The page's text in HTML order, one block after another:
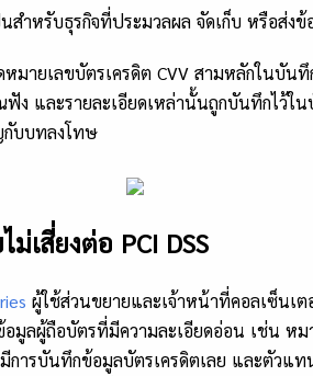
สำหรับธุรกิจที่ประมวลผล จัดเก็บ หรือส่งข้
มายเลขบัตรเครดิต CVV สามหลักในบันทึ
ง และรายละเอียดเหล่านั้นถูกบันทึกไว้ใ
กับบทลงโทษ
เสี่ยงต่อ PCI DSS
ผู้ใช้ส่วนขยายและเจ้าหน้าที่คอลเซ็นเต
มูลผู้ถือบัตรที่มีความละเอียดอ่อน เช่น หม
การบันทึกข้อมูลบัตรเครดิตเลย และตัวแ